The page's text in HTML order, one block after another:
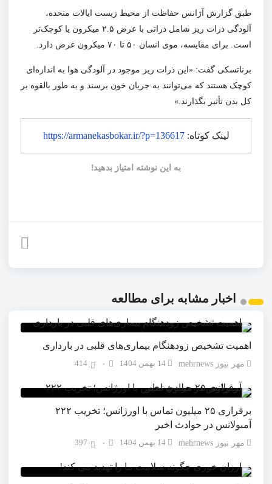
طبق گزارش آژانس حفاظت از محیط زیست ایالات متحده،
آلودگی ذرات ریز شامل ذراتی با عرض ۲.۵ میکرون یا کوچک‌تر
است. برای مقایسه، موی انسان ۵۰ تا ۷۰ میکرون عرض دارد.
برناتسکی گفت: «این ذرات ریز موجود در آلودگی هوا به اندازه‌ای
کوچک هستند که می‌توانند به جریان خون برسند و به طور بالقوه بر
کل بدن تأثیر بگذارند.»
لینک کوتاه:https://armanekasbokar.ir/?p=136617
به این نوشته امتیاز بدهید!
اخبار مشابه برای مطالعه
اهمیت تشخیص زودهنگام بیماری‌های قلبی در بارداری
مهر نیوز mehrnews 14 بهمن 1404 414
برقراری ۲۵ میلیون تماس با اورژانس؛ تخریب ۲۲۲
آمبولانس در حوادث اخیر
مهر نیوز mehrnews 14 بهمن 1404 397